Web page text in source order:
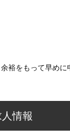
をもって早めに
情報